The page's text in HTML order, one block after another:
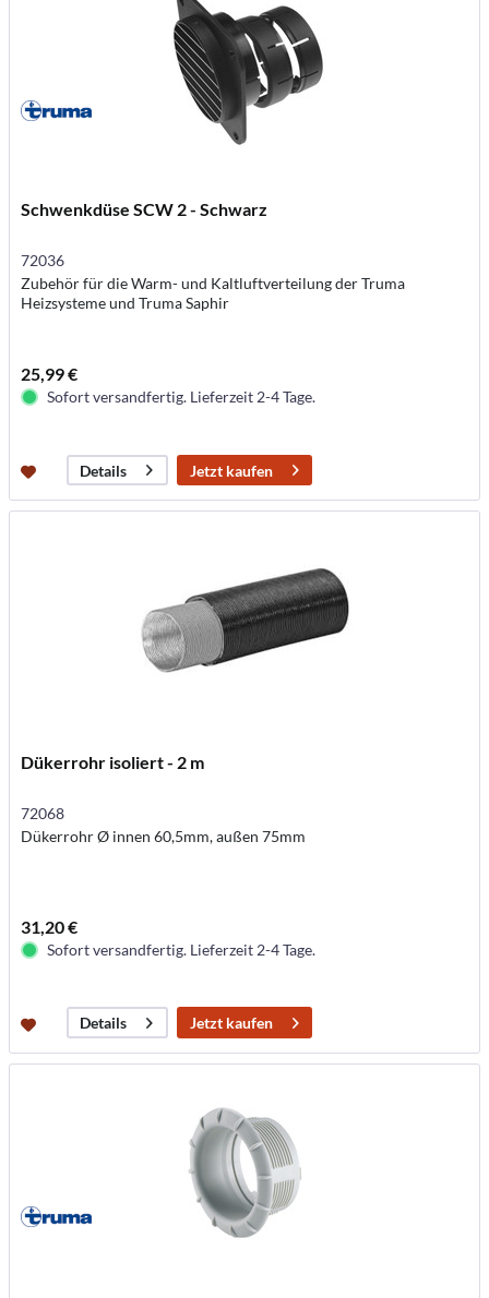
Schwenkdüse SCW 2 - Schwarz
72036
Zubehör für die Warm- und Kaltluftverteilung der Truma
Heizsysteme und Truma Saphir
25,99 €
Sofort versandfertig. Lieferzeit 2-4 Tage.
Details Jetzt kaufen
Dükerrohr isoliert - 2 m
72068
Dükerrohr Ø innen 60,5mm, außen 75mm
31,20 €
Sofort versandfertig. Lieferzeit 2-4 Tage.
Details Jetzt kaufen